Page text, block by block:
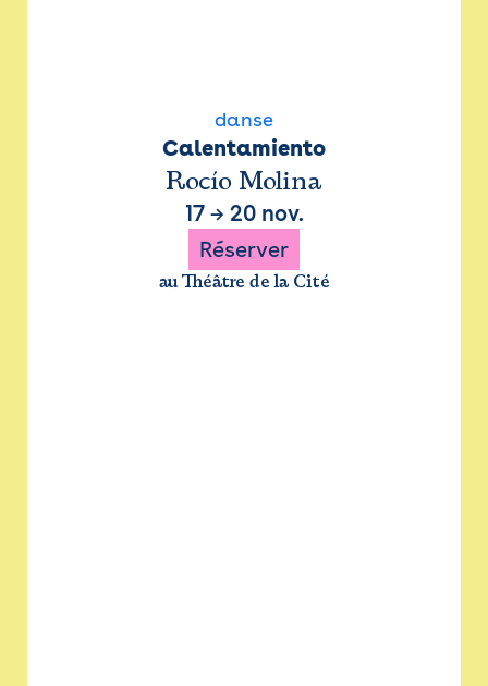
danse
Calentamiento
Rocío Molina
17→ 20 nov.
Réserver
au Théâtre de la Cité